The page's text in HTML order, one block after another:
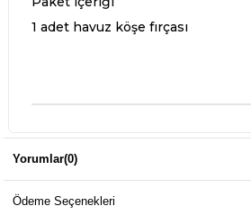
1 adet havuz köşe fırçası
Yorumlar(0)
Ödeme Seçenekleri